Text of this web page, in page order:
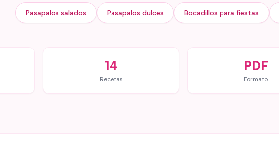
Pasapalos salados Pasapalos dulces Bocadillos para fiestas
14
Recetas
PDF
Formato